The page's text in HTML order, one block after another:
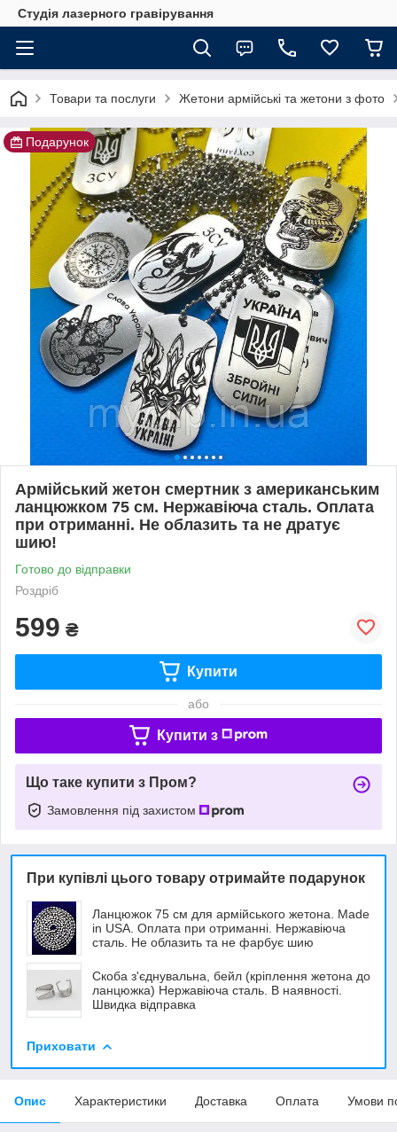
Студія лазерного гравірування
Товари та послуги Жетони армійські та жетони з фото
Подарунок
Армійський жетон смертник з американським
ланцюжком 75 см. Нержавіюча сталь. Оплата
при отриманні. Не облазить та не дратує
шию!
Готово до відправки
Роздріб
599 ₴
Купити
або
Купити з
Що таке купити з Пром?
Замовлення під захистом
При купівлі цього товару отримайте подарунок
Ланцюжок 75 см для армійського жетона. Made
in USA. Оплата при отриманні. Нержавіюча
сталь. Не облазить та не фарбує шию
Скоба з'єднувальна, бейл (кріплення жетона до
ланцюжка) Нержавіюча сталь. В наявності.
Швидка відправка
Приховати
Опис Характеристики Доставка Оплата Умови